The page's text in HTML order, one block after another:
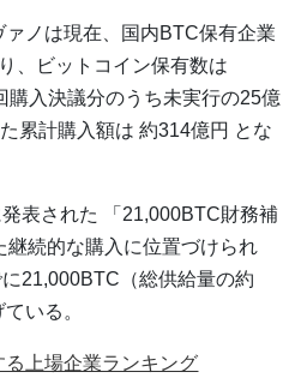
ノは現在、国内BTC保有企業
、ビットコイン保有数は
購入決議分のうち未実行の25億
累計購入額は 約314億円 とな
表された 「21,000BTC財務補
続的な購入に位置づけられ
21,000BTC（総供給量の約
いる。
る上場企業ランキング